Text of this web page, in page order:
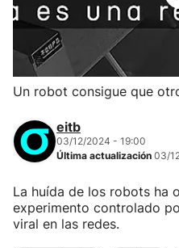
Un robot consigue que
eitb
03/12/2024 - 19:00
Última actualización 03/
La huída de los robots ha
experimento controlado
viral en las redes.